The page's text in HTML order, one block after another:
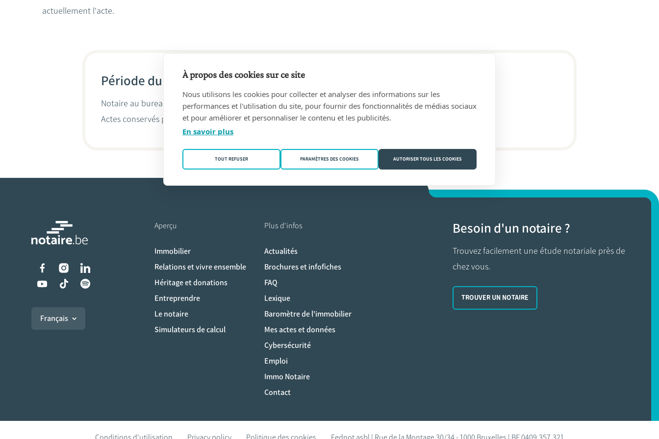
actuellement l'acte.
Période du 06/02/2017 au aujourd'hui
Notaire au bureau Anne-Catherine Wathelet Notaire(4800 Verviers)
Actes conservés par
Anne-Catherine Wathelet
Liens vers les réseaux sociaux
Français
Aperçu
Immobilier
Relations et vivre ensemble
Héritage et donations
Entreprendre
Le notaire
Simulateurs de calcul
Plus d'infos
Actualités
Brochures et infofiches
FAQ
Lexique
Baromètre de l'immobilier
Mes actes et données
Cybersécurité
Emploi
Immo Notaire
Contact
Besoin d'un notaire ?
Trouvez facilement une étude notariale près de
chez vous.
TROUVER UN NOTAIRE
À propos des cookies sur ce site
Nous utilisons les cookies pour collecter et analyser des informations sur les
performances et l'utilisation du site, pour fournir des fonctionnalités de médias sociaux
et pour améliorer et personnaliser le contenu et les publicités.
En savoir plus
TOUT REFUSER PARAMÈTRES DES COOKIES AUTORISER TOUS LES COOKIES